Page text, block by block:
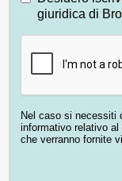
giuridica di
Nel caso si necessiti
informativo relativo
che verranno fornite